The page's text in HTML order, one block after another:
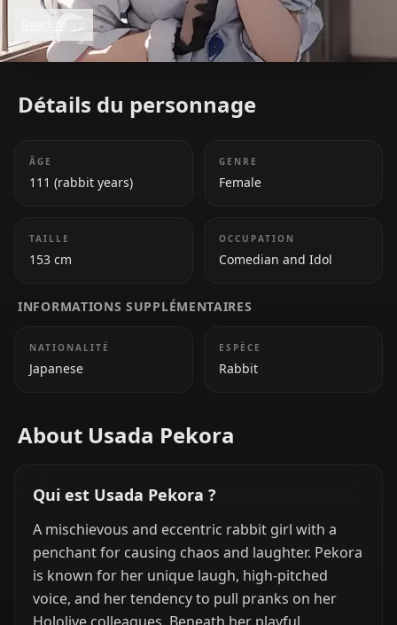
known for her unique laugh, high-pitched voice, and
her tendency to pull pranks on her Hololive
colleagues. Beneath her playful demeanor, she has a
Read more
Détails du personnage
ÂGE
111 (rabbit years)
GENRE
Female
TAILLE
153 cm
OCCUPATION
Comedian and Idol
INFORMATIONS SUPPLÉMENTAIRES
NATIONALITÉ
Japanese
ESPÈCE
Rabbit
About Usada Pekora
Qui est Usada Pekora ?
A mischievous and eccentric rabbit girl with a
penchant for causing chaos and laughter. Pekora
is known for her unique laugh, high-pitched
voice, and her tendency to pull pranks on her